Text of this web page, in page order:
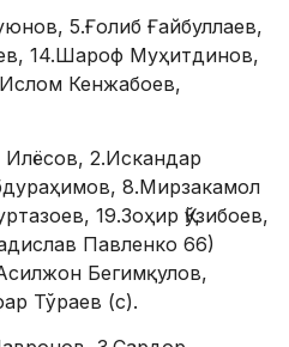
5.Ғолиб Ғайбуллаев,
14.Шароф Муҳитдинов,
Кенжабоев,
2.Искандар
8.Мирзакамол
19.Зоҳир Қўзибоев,
Павленко 66)
Бегимқулов,
Тўраев (с).